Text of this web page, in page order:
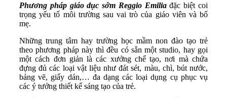
Phương pháp giáo dục sớm Reggio Emilia đặc biệt coi
trọng yếu tố môi trường sau vai trò của giáo viên và bố
mẹ.
Những trung tâm hay trường học mầm non đào tạo trẻ
theo phương pháp này thì đều có sẵn một studio, hay gọi
một cách đơn giản là các xưởng chế tạo, nơi mà chứa
đựng đủ các loại vật liệu như đát sét, màu, chì, bút nước,
bảng vẽ, giấy dán,… đa dạng các loại dụng cụ phục vụ
các ý tưởng thiết kế sáng tạo của trẻ.